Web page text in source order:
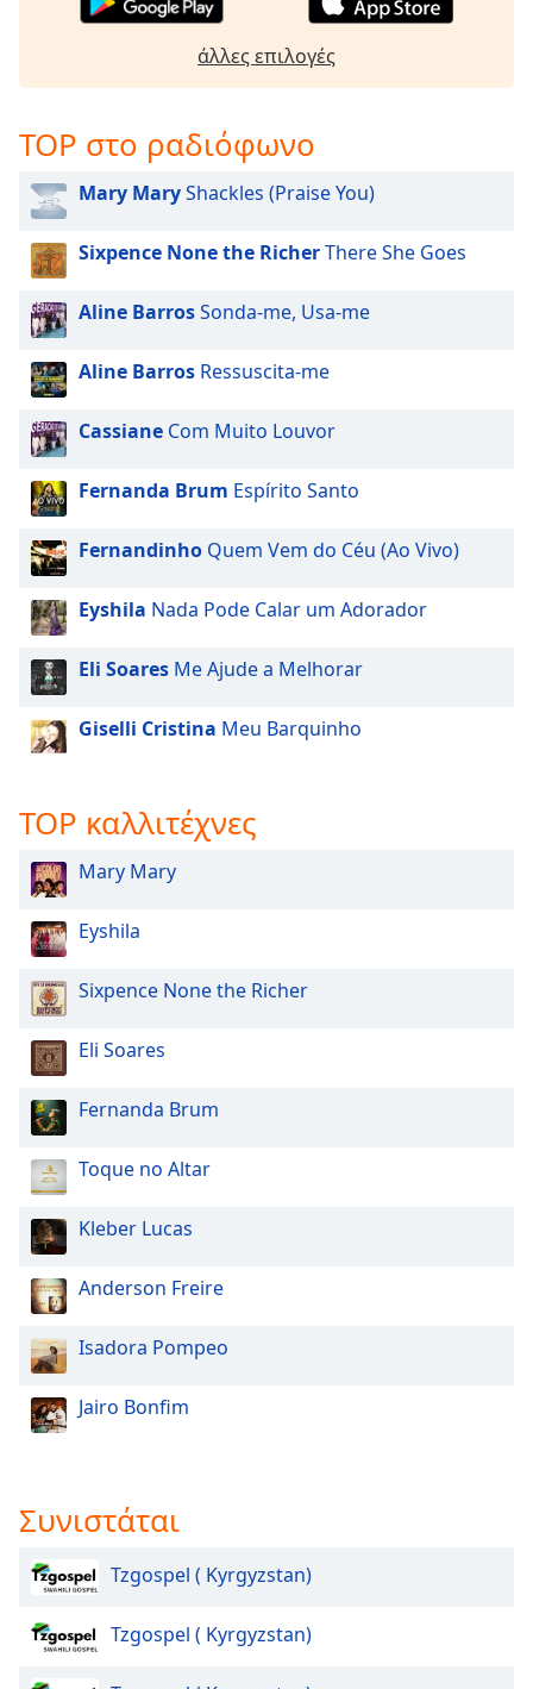
settings,
subtitles
settings
dialog
subtitles
off
selected
Audio
Track
Picture-
in-
Fullscreen
This
modal
window.
Beginning
dialog
window.
Escape
and
close
window.
Text
Opacity
Text
Background
Color
Opacity
Caption
Area
Background
Color
Font
Size
Edge
άλλες επιλογές
TOP στο ραδιόφωνο
Mary MaryShackles (Praise You)
Sixpence None the RicherThere She Goes
Aline BarrosSonda-me, Usa-me
Aline Barros Ressuscita-me
Cassiane Com Muito Louvor
Fernanda Brum Espírito Santo
Fernandinho Quem Vem do Céu (Ao Vivo)
Eyshila Nada Pode Calar um Adorador
Eli Soares Me Ajude a Melhorar
Giselli Cristina Meu Barquinho
TOP καλλιτέχνες
Mary Mary
Eyshila
Sixpence None the Richer
Eli Soares
Fernanda Brum
Toque no Altar
Kleber Lucas
Anderson Freire
Isadora Pompeo
Jairo Bonfim
Συνιστάται
Tzgospel ( Kyrgyzstan)
Tzgospel ( Kyrgyzstan)